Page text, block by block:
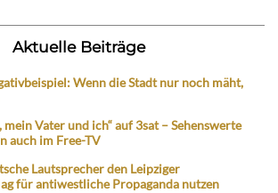
Aktuelle Beiträge
Wenn die Stadt nur noch mäht,
mein Vater und ich“ auf 3sat – Sehenswerte
auch im Free-TV
Lautsprecher den Leipziger
für antiwestliche Propaganda nutzen